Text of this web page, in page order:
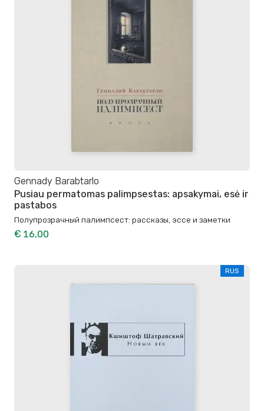
Gennady Barabtarlo
Pusiau permatomas palimpsestas: apsakymai, esė ir
pastabos
Полупрозрачный палимпсест: рассказы, эссе и заметки
€ 16,00
RUS